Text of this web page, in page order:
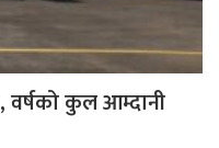
वर्षको कुल आम्दानी